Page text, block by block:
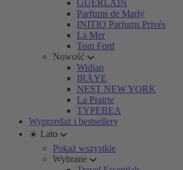
GUERLAIN
Parfums de Marly
INITIO Parfums Privés
La Mer
Tom Ford
Nowość
Widian
IRÄYE
NEST NEW YORK
La Prairie
TYPEBEA
Wyprzedaż i bestsellery
☀️ Lato
Pokaż wszystkie
Wybrane